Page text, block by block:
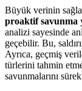
Büyük verinin
proaktif savunma
analizi sayesinde
geçebilir. Bu,
Ayrıca, geçmiş
türlerini tahmin
savunmalarını